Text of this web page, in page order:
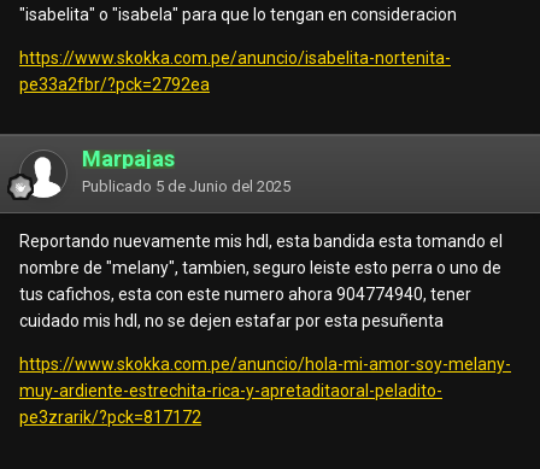
"isabelita" o "isabela" para que lo tengan en consideracion
https://www.skokka.com.pe/anuncio/isabelita-nortenita-
pe33a2fbr/?pck=2792ea
Marpajas
Publicado 5 de Junio del 2025
Reportando nuevamente mis hdl, esta bandida esta tomando el
nombre de "melany", tambien, seguro leiste esto perra o uno de
tus cafichos, esta con este numero ahora 904774940, tener
cuidado mis hdl, no se dejen estafar por esta pesuñenta
https://www.skokka.com.pe/anuncio/hola-mi-amor-soy-melany-
muy-ardiente-estrechita-rica-y-apretaditaoral-peladito-
pe3zrarik/?pck=817172